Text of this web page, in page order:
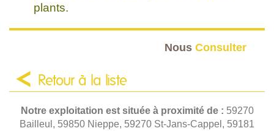
plants.
Nous Consulter
Retour à la liste
Notre exploitation est située à proximité de : 59270
Bailleul, 59850 Nieppe, 59270 St-Jans-Cappel, 59181